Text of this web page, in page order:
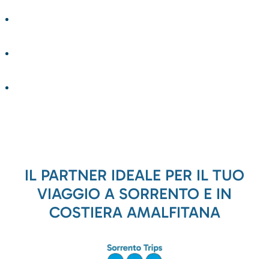
IL PARTNER IDEALE PER IL TUO
VIAGGIO A SORRENTO E IN
COSTIERA AMALFITANA